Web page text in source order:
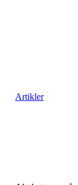
Artikler